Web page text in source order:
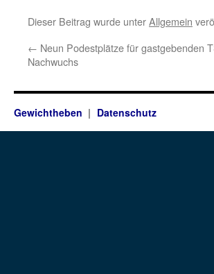
Dieser Beitrag wurde unterAllgemein
← Neun Podestplätze für gastgebenden
Nachwuchs
Gewichtheben Datenschutz